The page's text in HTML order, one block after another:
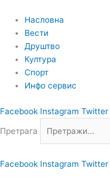
садржај
Насловна
Вести
Друштво
Култура
Спорт
Инфо сервис
Facebook Instagram Twitter
Претрага
Facebook Instagram Twitter